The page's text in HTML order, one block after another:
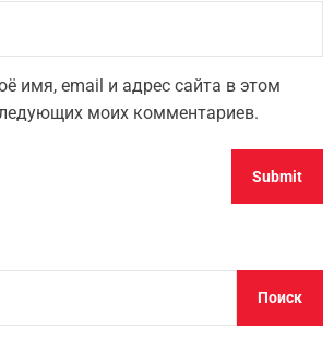
имя, email и адрес сайта в этом
моих комментариев.